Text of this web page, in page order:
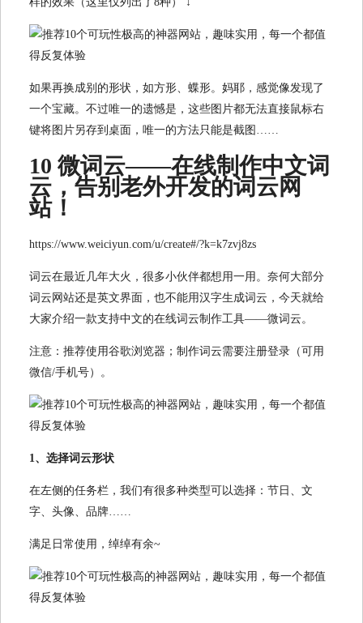
如果再换成别的形状，如方形、蝶形。妈耶，感觉像发现了
一个宝藏。不过唯一的遗憾是，这些图片都无法直接鼠标右
键将图片另存到桌面，唯一的方法只能是截图……
10 微词云——在线制作中文词
云，告别老外开发的词云网
站！
https://www.weiciyun.com/u/create#/?k=k7zvj8zs
词云在最近几年大火，很多小伙伴都想用一用。奈何大部分
词云网站还是英文界面，也不能用汉字生成词云，今天就给
大家介绍一款支持中文的在线词云制作工具——微词云。
注意：推荐使用谷歌浏览器；制作词云需要注册登录（可用
微信/手机号）。
1、选择词云形状
在左侧的任务栏，我们有很多种类型可以选择：节日、文
字、头像、品牌……
满足日常使用，绰绰有余~